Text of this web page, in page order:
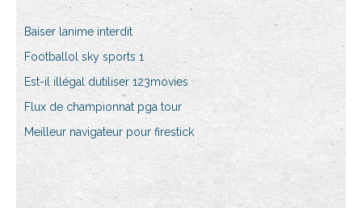
Baiser lanime interdit
Footballol sky sports 1
Est-il illégal dutiliser 123movies
Flux de championnat pga tour
Meilleur navigateur pour firestick